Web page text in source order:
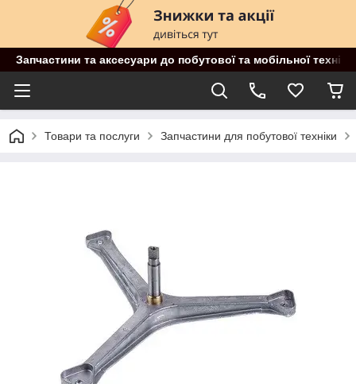
Запчастини та аксесуари до побутової та мобільної
Товари та послуги Запчастини для побутової техніки